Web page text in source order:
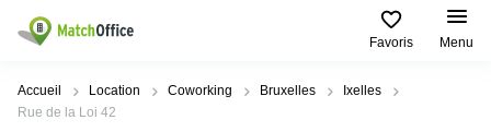
Favoris Menu
Rechercher / publier
Accueil Location Coworking Bruxelles
Ixelles
Rue de la Loi 42